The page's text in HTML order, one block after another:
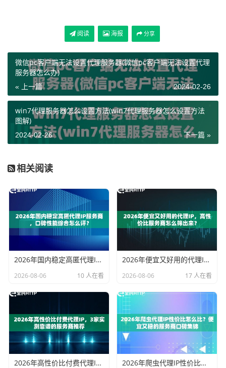
的地址：[2001:db8:85a3:8d3:1319:8a2e:370:7348]:8080。 St
ep 2: 配置网络设置 在电脑或路由器的网络设置中，找到和添加I
测试代理服务器连接 配置完成后，打开浏览器，访问一个仅支持
IPv6的网站，如http://ipv6.google.com，来测试代理服务器连接
是否成功。如果一切设置正确，您将能够正常访问IPv6网站。 通
过上述图解步骤，相信您对如何设置IPv6代理服务器有了更直观
的理解。 在实际设置中，建议仔细阅读代理服务提供商的文档，
并根据具体情况进行设置。祝您在使用IPv6代理服务器时顺利！
前往不同的场景使用代理IP
阅读 海报 分享
微信pc客户端无法设置代理服务器(微信pc客户端无法设置代理
服务器怎么办)
« 上一篇 2024-02-26
win7代理服务器怎么设置方法(win7代理服务器怎么设置方法
图解)
下一篇 »
2024-02-26
相关阅读
2026年国内稳定高匿代理IP服务商，口碑性能综合怎么评？
2026-08-06 10 人在看
2026年便宜又好用的代理IP，高性价比服务商怎么筛出来？
2026-08-06 17 人在看
2026年高性价比付费代理IP，3家实测靠谱的服务商推荐 2026年爬虫代理IP性价比怎么比？便宜又稳的服务商口碑集锦